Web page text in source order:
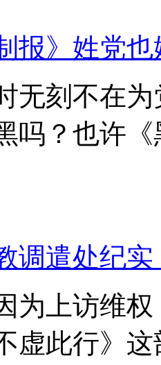
报》姓党
无刻不在
吗？也许
遣处纪实
为上访维
虚此行》